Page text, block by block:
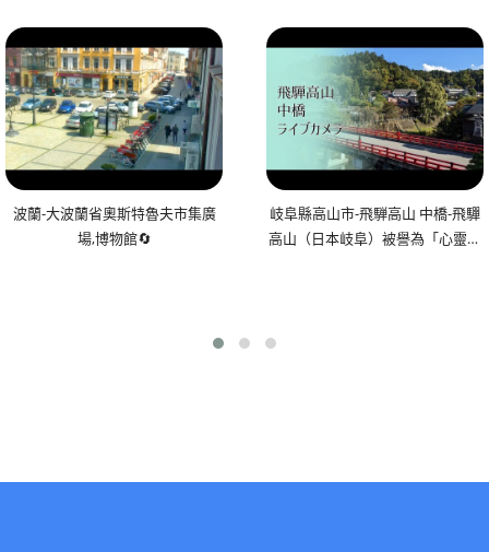
波蘭-大波蘭省奧斯特魯夫市集廣
場,博物館🔄
岐阜縣高山市-飛騨高山 中橋-飛驒
高山（日本岐阜）被譽為「心靈的